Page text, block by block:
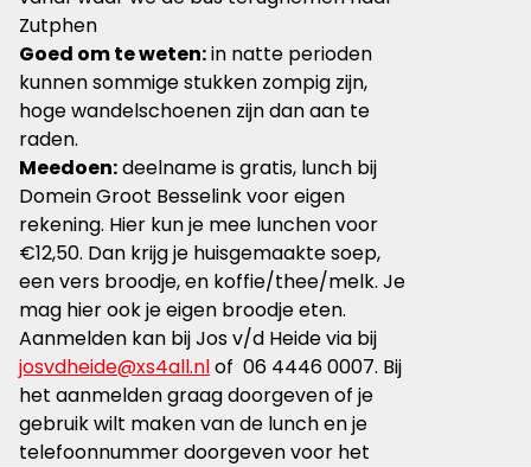
Zutphen
Goed om te weten:in natte perioden
kunnen sommige stukken zompig zijn,
hoge wandelschoenen zijn dan aan te
raden.
Meedoen:deelname is gratis, lunch bij
Domein Groot Besselink voor eigen
rekening. Hier kun je mee lunchen voor
€12,50. Dan krijg je huisgemaakte soep,
een vers broodje, en koffie/thee/melk. Je
mag hier ook je eigen broodje eten.
Aanmelden kan bij Jos v/d Heide via bij
josvdheide@xs4all.nlof 06 4446 0007. Bij
het aanmelden graag doorgeven of je
gebruik wilt maken van de lunch en je
telefoonnummer doorgeven voor het